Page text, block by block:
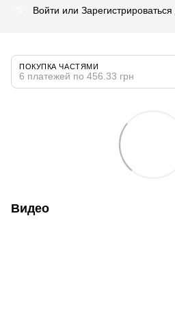
Войти или Зарегистрироваться
ПОКУПКА ЧАСТЯМИ
6 платежей по 456.33 грн
Видео